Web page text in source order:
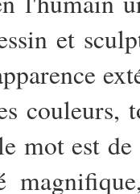
et
couleurs,
mot est